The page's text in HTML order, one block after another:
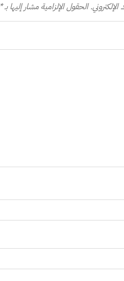
الحقول الإلزامية مشار إليها بـ*